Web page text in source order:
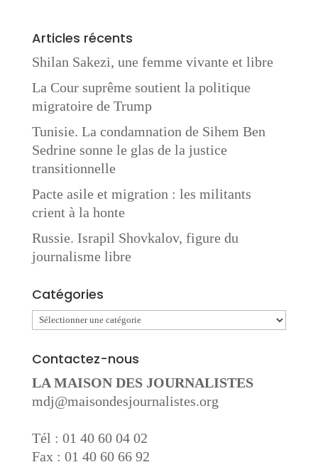
Articles récents
Shilan Sakezi, une femme vivante et libre
La Cour suprême soutient la politique
migratoire de Trump
Tunisie. La condamnation de Sihem Ben
Sedrine sonne le glas de la justice
transitionnelle
Pacte asile et migration : les militants
crient à la honte
Russie. Israpil Shovkalov, figure du
journalisme libre
Catégories
Catégories
Contactez-nous
LA MAISON DES JOURNALISTES
mdj@maisondesjournalistes.org
Tél : 01 40 60 04 02
Fax : 01 40 60 66 92